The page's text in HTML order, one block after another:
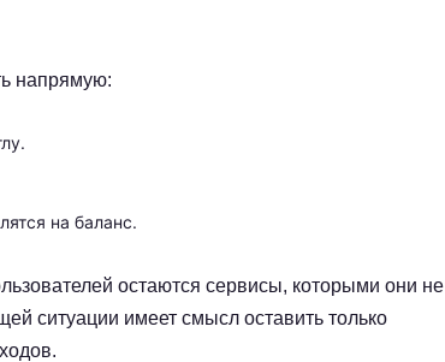
напрямую:
на баланс.
остаются сервисы, которыми они не
ситуации имеет смысл оставить только